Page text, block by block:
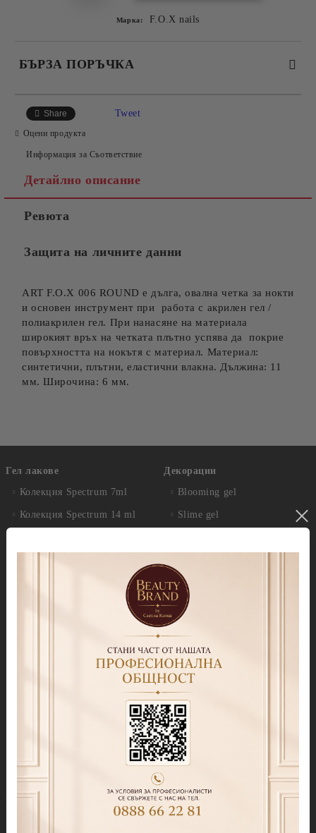
Марка: F.O.X nails
БЪРЗА ПОРЪЧКА
Съгласен съм с
Ние ще се свържем с вас в рамките на работния ден.
Share Tweet
Оцени продукта
Информация за Съответствие
Детайлно описание
Ревюта
Защита на личните данни
ART F.O.X 006 ROUND е дълга, овална четка за нокти
и основен инструмент при работа с акрилен гел /
полиакрилен гел. При нанасяне на материала
широкият връх на четката плътно успява да покрие
повърхността на нокътя с материал. Материал:
синтетични, плътни, еластични влакна. Дължина: 11
мм. Широчина: 6 мм.
Гел лакове
Колекция Spectrum 7ml
Колекция Spectrum 14 ml
Колекция Moulin Rouge
Колекция Mocha Mousse
Колекция Cat Eye Galaxy
Колекция Party
Бази
Декорации
Blooming gel
Slime gel
paint
Брокати, Фолиа и др.
Акварелни капки
Препарати
Дезинфектанти и
консумативи
Обезмаслители
За сваляне на гел лак/
лепкав слой
Праймери
Грижа за нокти и кожа